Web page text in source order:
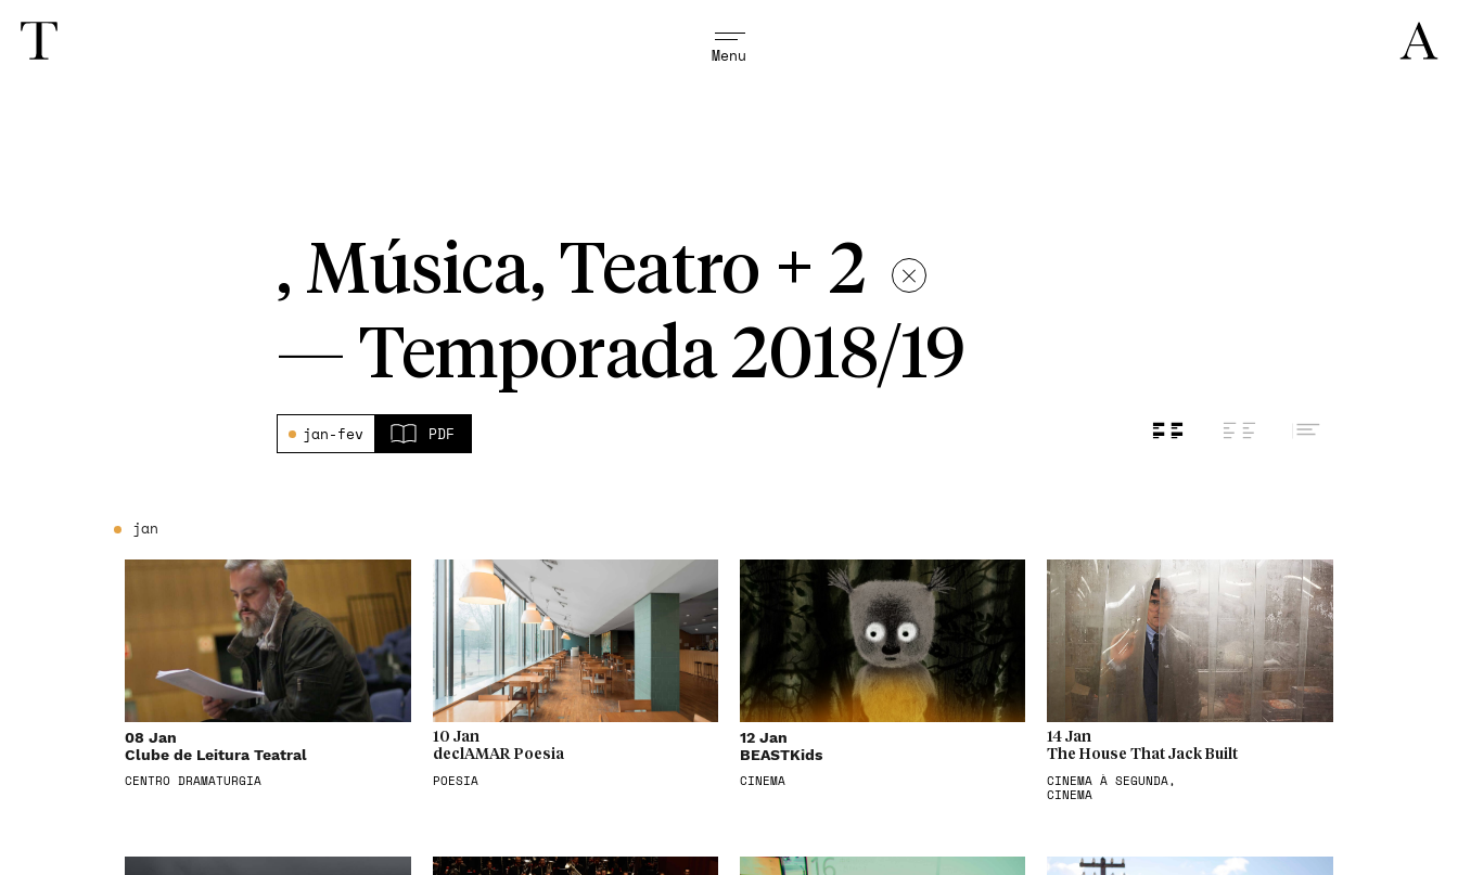
Menu
, Música, Teatro + 2
— Temporada 2018/19
jan-fev PDF
jan
08 Jan
Clube de Leitura Teatral
CENTRO DRAMATURGIA
10 Jan
declAMAR Poesia
POESIA
12 Jan
BEASTKids
CINEMA
14 Jan
The House That Jack Built
CINEMA À SEGUNDA,
CINEMA